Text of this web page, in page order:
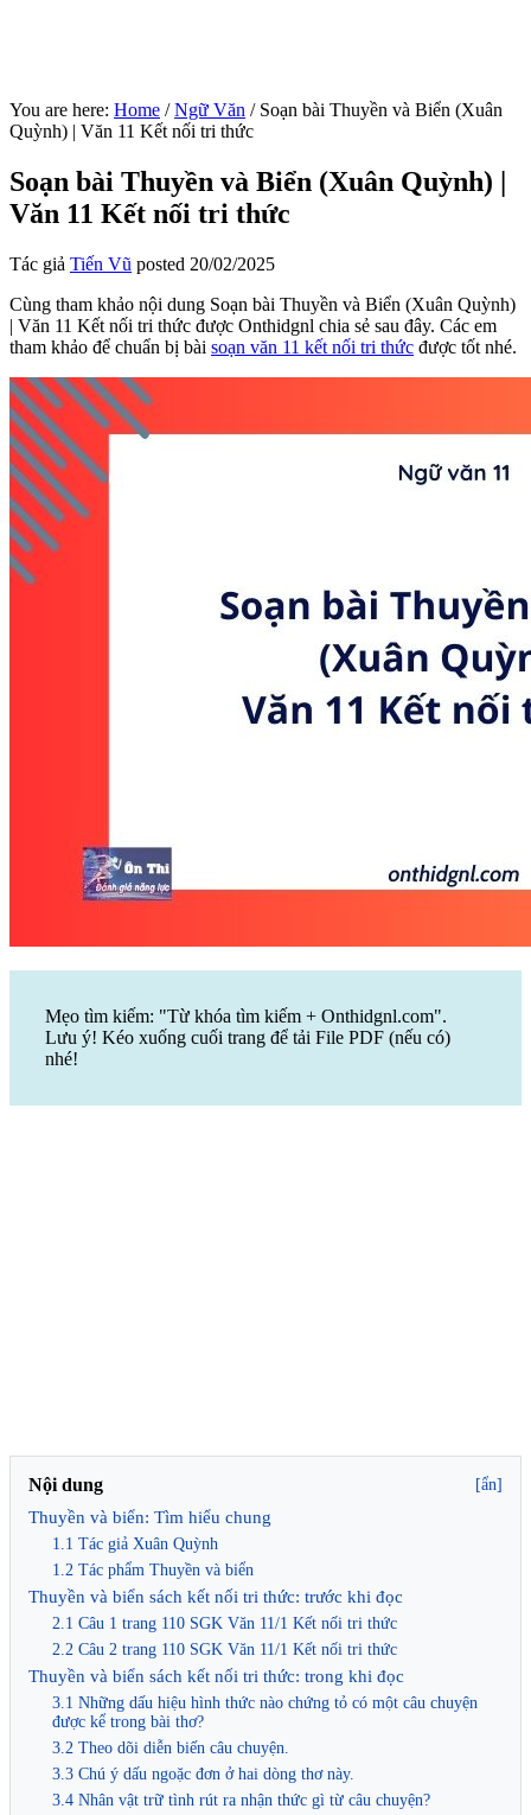
You are here: Home / Ngữ Văn /Soạn bài Thuyền và Biển (Xuân
Quỳnh) | Văn 11 Kết nối tri thức
Soạn bài Thuyền và Biển (Xuân Quỳnh) |
Văn 11 Kết nối tri thức
Tác giả Tiến Vũ posted 20/02/2025
Cùng tham khảo nội dung Soạn bài Thuyền và Biển (Xuân Quỳnh)
| Văn 11 Kết nối tri thức được Onthidgnl chia sẻ sau đây. Các em
tham khảo để chuẩn bị bài soạn văn 11 kết nối tri thức được tốt nhé.
Mẹo tìm kiếm: "Từ khóa tìm kiếm + Onthidgnl.com".
Lưu ý! Kéo xuống cuối trang để tải File PDF (nếu có)
nhé!
Nội dung [ẩn]
Thuyền và biển: Tìm hiểu chung
1.1 Tác giả Xuân Quỳnh
1.2 Tác phẩm Thuyền và biển
Thuyền và biển sách kết nối tri thức: trước khi đọc
2.1 Câu 1 trang 110 SGK Văn 11/1 Kết nối tri thức
2.2 Câu 2 trang 110 SGK Văn 11/1 Kết nối tri thức
Thuyền và biển sách kết nối tri thức: trong khi đọc
3.1 Những dấu hiệu hình thức nào chứng tỏ có một câu chuyện
được kể trong bài thơ?
3.2 Theo dõi diễn biến câu chuyện.
3.3 Chú ý dấu ngoặc đơn ở hai dòng thơ này.
3.4 Nhân vật trữ tình rút ra nhận thức gì từ câu chuyện?